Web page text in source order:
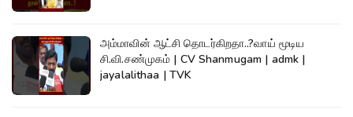
அம்மாவின் ஆட்சி தொடர்கிறதா..?வாய் மூடிய
சி.வி.சண்முகம் | CV Shanmugam | admk |
jayalalithaa | TVK